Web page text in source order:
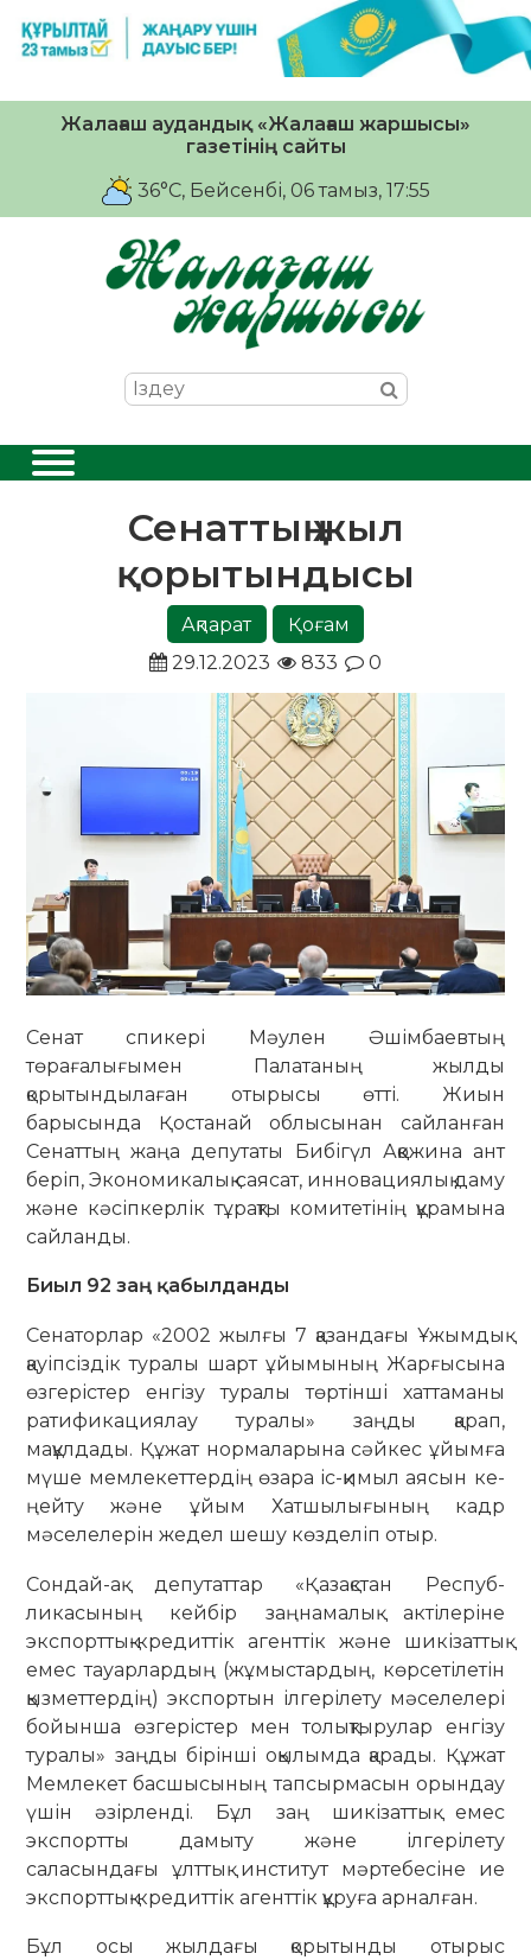
Жалағаш аудандық «Жалағаш жаршысы»
газетінің сайты
36°C, Бейсенбі, 06 тамыз, 17:55
Сенаттың жыл
қорытындысы
Ақпарат
Қоғам
29.12.2023
833 0
Сенат спикері Мәулен Әшімбаевтың
төрағалығымен Палатаның жылды
қорытындылаған отырысы өтті. Жиын
барысында Қостанай облысынан сайланған
Сенаттың жаңа депутаты Бибігүл Аққожина ант
беріп, Экономикалық саясат, инновациялық даму
және кәсіпкерлік тұрақты комитетінің құрамына
сайланды.
Биыл 92 заң қабылданды
Сенаторлар «2002 жылғы 7 қазандағы Ұжымдық
қауіпсіздік туралы шарт ұйы­мы­ның Жарғысына
өзгерістер енгізу туралы төртінші хаттаманы
ратификация­лау туралы» заңды қарап,
мақұлдады. Құ­жат нормаларына сәйкес ұйымға
мүше мемлекеттердің өзара іс-қимыл аясын ке­
ңейту және ұйым Хатшылығының кадр
мәселелерін жедел шешу көзделіп отыр.
Сондай-ақ депутаттар «Қазақстан Рес­пуб­
ликасының кейбір заңнама­лық актілеріне
экспорттық-кредит­тік агенттік және шикізаттық
емес тауар­лардың (жұмыстардың, көрсетілетін
қызметтердің) экспортын ілгерілету мәселелері
бойынша өзгерістер мен толықтырулар енгізу
туралы» заңды бірінші оқылымда қарады. Құжат
Мемлекет басшысының тапсырмасын орындау
үшін әзірленді. Бұл заң шикізаттық емес
экспортты дамыту және ілгерілету
саласындағы ұлттық институт мәртебесіне ие
экспорттық-кредиттік агенттік құруға арналған.
Бұл осы жылдағы қорытынды отырыс